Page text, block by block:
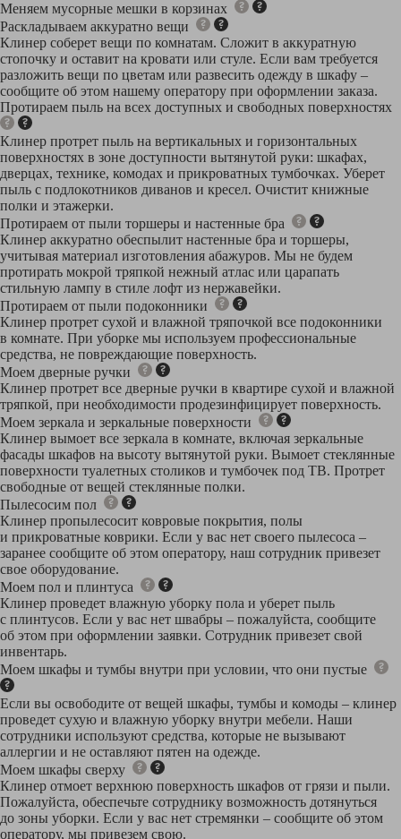
Меняем мусорные мешки в корзинах
Раскладываем аккуратно вещи
Клинер соберет вещи по комнатам. Сложит в аккуратную
стопочку и оставит на кровати или стуле. Если вам требуется
разложить вещи по цветам или развесить одежду в шкафу –
сообщите об этом нашему оператору при оформлении заказа.
Протираем пыль на всех доступных и свободных поверхностях
Клинер протрет пыль на вертикальных и горизонтальных
поверхностях в зоне доступности вытянутой руки: шкафах,
дверцах, технике, комодах и прикроватных тумбочках. Уберет
пыль с подлокотников диванов и кресел. Очистит книжные
полки и этажерки.
Протираем от пыли торшеры и настенные бра
Клинер аккуратно обеспылит настенные бра и торшеры,
учитывая материал изготовления абажуров. Мы не будем
протирать мокрой тряпкой нежный атлас или царапать
стильную лампу в стиле лофт из нержавейки.
Протираем от пыли подоконники
Клинер протрет сухой и влажной тряпочкой все подоконники
в комнате. При уборке мы используем профессиональные
средства, не повреждающие поверхность.
Моем дверные ручки
Клинер протрет все дверные ручки в квартире сухой и влажной
тряпкой, при необходимости продезинфицирует поверхность.
Моем зеркала и зеркальные поверхности
Клинер вымоет все зеркала в комнате, включая зеркальные
фасады шкафов на высоту вытянутой руки. Вымоет стеклянные
поверхности туалетных столиков и тумбочек под ТВ. Протрет
свободные от вещей стеклянные полки.
Пылесосим пол
Клинер пропылесосит ковровые покрытия, полы
и прикроватные коврики. Если у вас нет своего пылесоса –
заранее сообщите об этом оператору, наш сотрудник привезет
свое оборудование.
Моем пол и плинтуса
Клинер проведет влажную уборку пола и уберет пыль
с плинтусов. Если у вас нет швабры – пожалуйста, сообщите
об этом при оформлении заявки. Сотрудник привезет свой
инвентарь.
Моем шкафы и тумбы внутри при условии, что они пустые
Если вы освободите от вещей шкафы, тумбы и комоды – клинер
проведет сухую и влажную уборку внутри мебели. Наши
сотрудники используют средства, которые не вызывают
аллергии и не оставляют пятен на одежде.
Моем шкафы сверху
Клинер отмоет верхнюю поверхность шкафов от грязи и пыли.
Пожалуйста, обеспечьте сотруднику возможность дотянуться
до зоны уборки. Если у вас нет стремянки – сообщите об этом
оператору, мы привезем свою.